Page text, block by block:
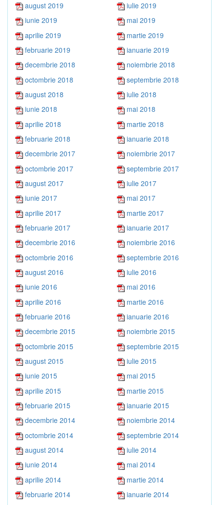
august 2019
iulie 2019
iunie 2019
mai 2019
aprilie 2019
martie 2019
februarie 2019
ianuarie 2019
decembrie 2018
noiembrie 2018
octombrie 2018
septembrie 2018
august 2018
iulie 2018
iunie 2018
mai 2018
aprilie 2018
martie 2018
februarie 2018
ianuarie 2018
decembrie 2017
noiembrie 2017
octombrie 2017
septembrie 2017
august 2017
iulie 2017
iunie 2017
mai 2017
aprilie 2017
martie 2017
februarie 2017
ianuarie 2017
decembrie 2016
noiembrie 2016
octombrie 2016
septembrie 2016
august 2016
iulie 2016
iunie 2016
mai 2016
aprilie 2016
martie 2016
februarie 2016
ianuarie 2016
decembrie 2015
noiembrie 2015
octombrie 2015
septembrie 2015
august 2015
iulie 2015
iunie 2015
mai 2015
aprilie 2015
martie 2015
februarie 2015
ianuarie 2015
decembrie 2014
noiembrie 2014
octombrie 2014
septembrie 2014
august 2014
iulie 2014
iunie 2014
mai 2014
aprilie 2014
martie 2014
februarie 2014
ianuarie 2014